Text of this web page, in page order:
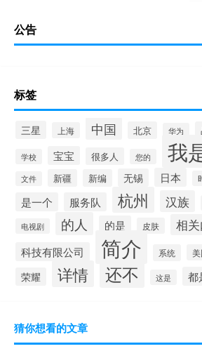
公告
标签
三星 上海 中国 北京 华为
学校 宝宝 很多人 您的 我
文件 新疆 新编 无锡 日本
是一个 服务队 杭州 汉族
电视剧 的人 的是 皮肤 相
科技有限公司 简介 系统
荣耀 详情 还不 这是 都
猜你想看的文章